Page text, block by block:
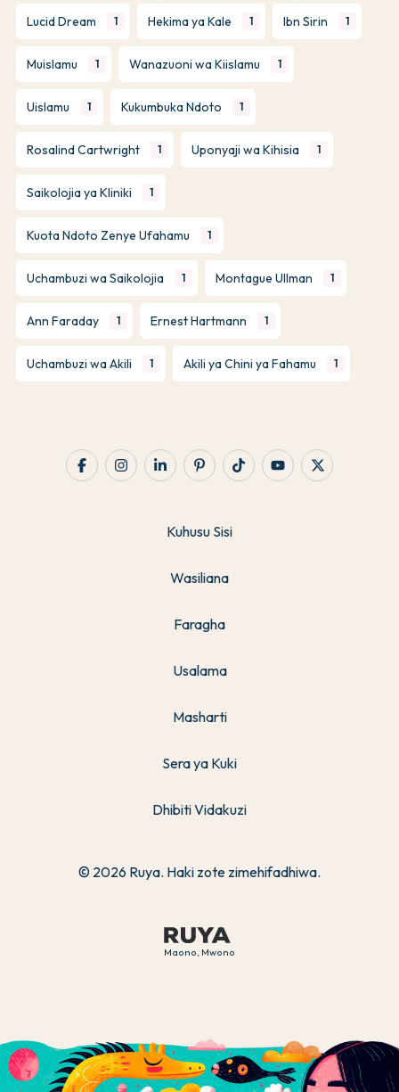
Lucid Dream 1 Hekima ya Kale 1 Ibn Sirin 1
Muislamu 1 Wanazuoni wa Kiislamu 1
Uislamu 1 Kukumbuka Ndoto 1
Rosalind Cartwright 1 Uponyaji wa Kihisia 1
Saikolojia ya Kliniki 1
Kuota Ndoto Zenye Ufahamu 1
Uchambuzi wa Saikolojia 1 Montague Ullman 1
Ann Faraday 1 Ernest Hartmann 1
Uchambuzi wa Akili 1 Akili ya Chini ya Fahamu 1
Maono, Mwono
Kuhusu Sisi
Wasiliana
Faragha
Usalama
Masharti
Sera ya Kuki
Dhibiti Vidakuzi
© 2026 Ruya. Haki zote zimehifadhiwa.